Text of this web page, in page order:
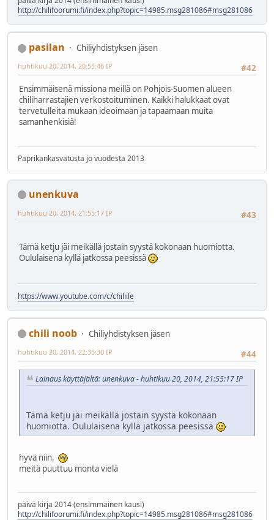
http://chilifoorumi.fi/index.php?topic=14985.msg281086#msg281086
pasilan
Chiliyhdistyksen jäsen
#42
huhtikuu 20, 2014, 20:55:46 IP
Ensimmäisenä missiona meillä on Pohjois-Suomen alueen
chiliharrastajien verkostoituminen. Kaikki halukkaat ovat
tervetulleita mukaan ideoimaan ja tapaamaan muita
samanhenkisiä!
Paprikankasvatusta jo vuodesta 2013
unenkuva
#43
huhtikuu 20, 2014, 21:55:17 IP
Tämä ketju jäi meikällä jostain syystä kokonaan huomiotta.
Oululaisena kyllä jatkossa peesissä
https://www.youtube.com/c/chiliile
chili noob
Chiliyhdistyksen jäsen
#44
huhtikuu 20, 2014, 22:35:30 IP
Lainaus käyttäjältä: unenkuva - huhtikuu 20, 2014, 21:55:17 IP
Tämä ketju jäi meikällä jostain syystä kokonaan
huomiotta. Oululaisena kyllä jatkossa peesissä
hyvä niin.
meitä puuttuu monta vielä
päivä kirja 2014 (ensimmäinen kausi)
http://chilifoorumi.fi/index.php?topic=14985.msg281086#msg281086